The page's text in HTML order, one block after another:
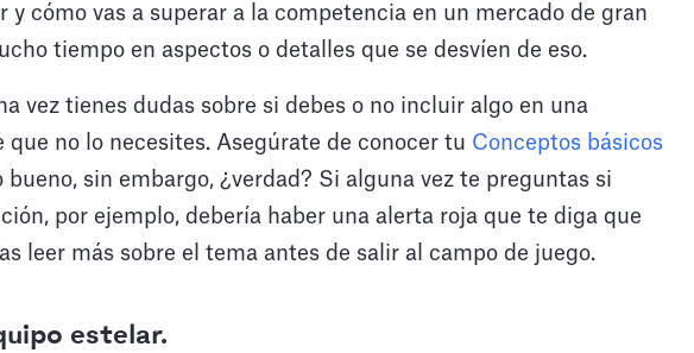
y cómo vas a superar a la competencia en un mercado de gran
tiempo en aspectos o detalles que se desvíen de eso.
vez tienes dudas sobre si debes o no incluir algo en una
que no lo necesites. Asegúrate de conocer tu Conceptos básicos
bueno, sin embargo, ¿verdad? Si alguna vez te preguntas si
por ejemplo, debería haber una alerta roja que te diga que
leer más sobre el tema antes de salir al campo de juego.
estelar.